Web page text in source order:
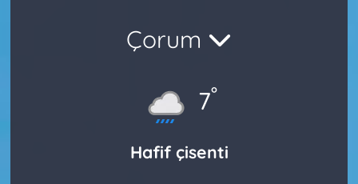
Çorum
7°
Hafif çisenti